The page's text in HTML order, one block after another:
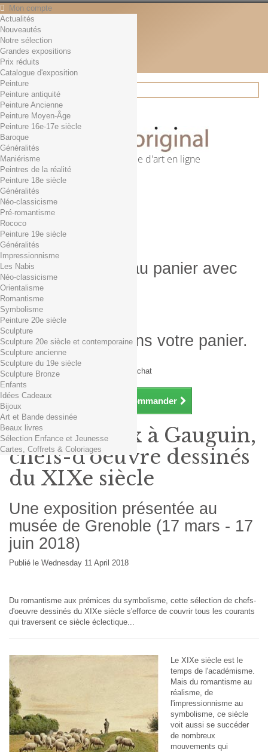
Mon compte
Contact
Français
English
Français
Actualités
Rechercher
Première librairie d'art en ligne
Panier (vide)
Aucun produit
0,01€ dès 29€ d'achat
0,00 € Total
Commander
Produit ajouté au panier avec
succès
Quantité
Total
Il y a 1 produit dans votre panier.
Total produits TTC
Frais de port TTC
0,01€ dès 29€ d'achat
Total TTC
Continuer mes achats Commander
Actualités
Nouveautés
Notre sélection
Grandes expositions
Prix réduits
Catalogue d'exposition
Peinture
Peinture antiquité
Peinture Ancienne
Peinture Moyen-Âge
Peinture 16e-17e siècle
Baroque
Généralités
Maniérisme
Peintres de la réalité
Peinture 18e siècle
Généralités
Néo-classicisme
Pré-romantisme
Rococo
Peinture 19e siècle
Généralités
Impressionnisme
Les Nabis
Néo-classicisme
Orientalisme
Romantisme
Symbolisme
Peinture 20e siècle
Sculpture
Sculpture 20e siècle et contemporaine
Sculpture ancienne
Sculpture du 19e siècle
Sculpture Bronze
Enfants
Idées Cadeaux
Bijoux
Art et Bande dessinée
Beaux livres
Sélection Enfance et Jeunesse
Cartes, Coffrets & Coloriages
De Delacroix à Gauguin,
chefs-d'oeuvre dessinés
du XIXe siècle
Une exposition présentée au
musée de Grenoble (17 mars - 17
juin 2018)
Publié le Wednesday 11 April 2018
Du romantisme aux prémices du symbolisme, cette sélection de chefs-
d'oeuvre dessinés du XIXe siècle s'efforce de couvrir tous les courants
qui traversent ce siècle éclectique...
Le XIXe siècle est le
temps de l'académisme.
Mais du romantisme au
réalisme, de
l'impressionnisme au
symbolisme, ce siècle
voit aussi se succéder
de nombreux
mouvements qui